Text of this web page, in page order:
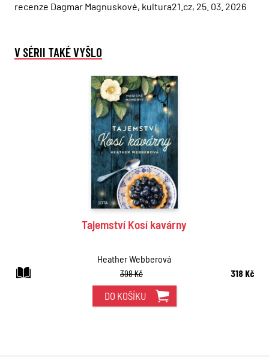
recenze Dagmar Magnuskové, kultura21.cz, 25. 03. 2026
V SÉRII TAKÉ VYŠLO
Tajemství Kosí kavárny
Heather Webberová
398 Kč
318 Kč
DO KOŠÍKU